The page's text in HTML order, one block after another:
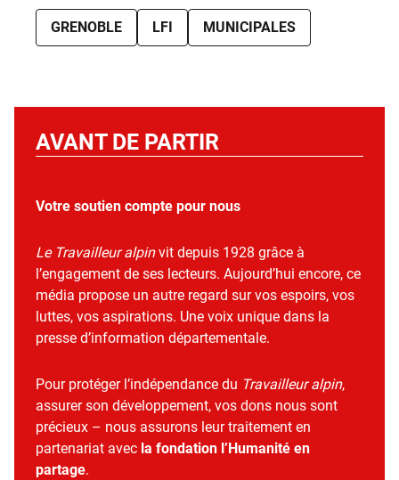
GRENOBLE LFI MUNICIPALES
AVANT DE PARTIR
Votre soutien compte pour nous
Le Travailleur alpinvit depuis 1928 grâce à
l’engagement de ses lecteurs. Aujourd’hui encore, ce
média propose un autre regard sur vos espoirs, vos
luttes, vos aspirations. Une voix unique dans la
presse d’information départementale.
Pour protéger l’indépendance du Travailleur alpin,
assurer son développement, vos dons nous sont
précieux – nous assurons leur traitement en
partenariat avec la fondation l’Humanité en
partage.